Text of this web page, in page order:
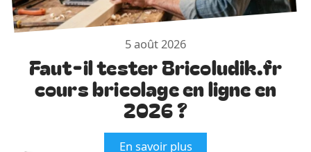
5 août 2026
Faut-il tester Bricoludik.fr
cours bricolage en ligne en
2026 ?
En savoir plus